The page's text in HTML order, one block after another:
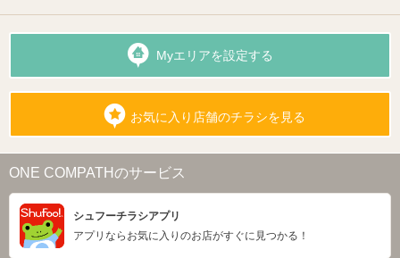
Myエリアを設定する
お気に入り店舗のチラシを見る
ONE COMPATHのサービス
シュフーチラシアプリ
アプリならお気に入りのお店がすぐに見つかる！